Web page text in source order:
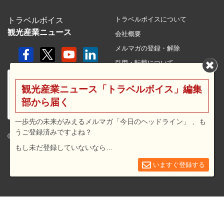
トラベルボイス
観光産業ニュース
© 2026 travel voice.
トラベルボイスについて
会社概要
メルマガの登録・解除
引用・転載について
利用規約
広告メニュー・料金
観光産業ニュース「トラベルボイス」編集
部から届く
一歩先の未来がみえるメルマガ「今日のヘッドライン」 、も
うご登録済みですよね？
もし未だ登録していないなら…
いますぐ登録する